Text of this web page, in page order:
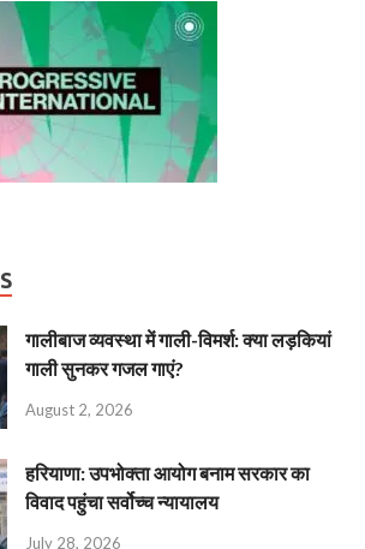
गालीबाज व्‍यवस्‍था में गाली-विमर्श: क्या लड़कियां
गाली सुनकर गजल गाएं?
August 2, 2026
हरियाणा: उपभोक्ता आयोग बनाम सरकार का
विवाद पहुंचा सर्वोच्च न्यायालय
July 28, 2026